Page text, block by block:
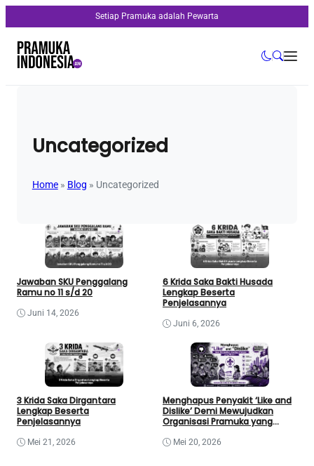
Setiap Pramuka adalah Pewarta
Uncategorized
Home» Blog » Uncategorized
Jawaban SKU Penggalang
Ramu no 11 s/d 20
Juni 14, 2026
6 Krida Saka Bakti Husada
Lengkap Beserta
Penjelasannya
Juni 6, 2026
3 Krida Saka Dirgantara
Lengkap Beserta
Penjelasannya
Mei 21, 2026
Menghapus Penyakit ‘Like and
Dislike’ Demi Mewujudkan
Organisasi Pramuka yang
Mei 20, 2026